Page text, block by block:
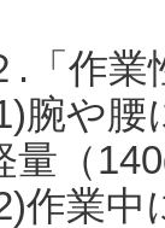
.「作
腕や腰
量（
作業中